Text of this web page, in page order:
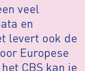
veel
en
levert ook de
Europese
CBS kan je